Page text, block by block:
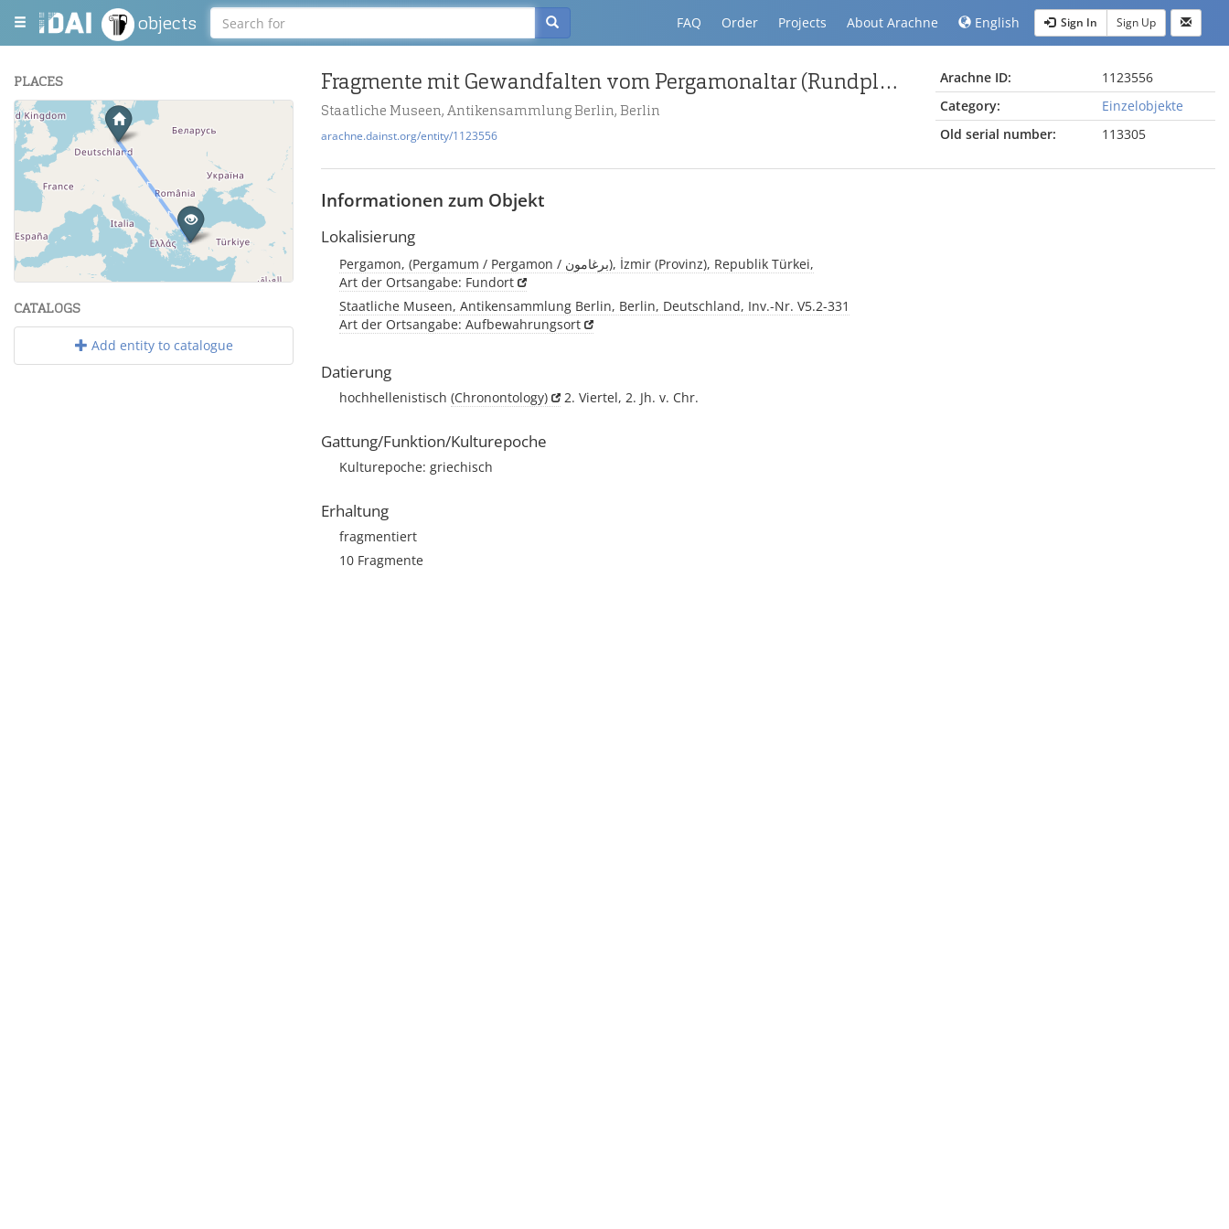
objects FAQ Order Projects About Arachne English Sign In Sign Up
PLACES
+
−
Leaflet OpenStreetMap
CATALOGS
Add entity to catalogue
Fragmente mit Gewandfalten vom Pergamonaltar (Rundplastik oder Relief)
Staatliche Museen, Antikensammlung Berlin, Berlin
arachne.dainst.org/entity/1123556
Arachne ID:
1123556
Category:
Einzelobjekte
Old serial number:
113305
Informationen zum Objekt
Lokalisierung
Pergamon, (Pergamum / Pergamon / برغامون), İzmir (Provinz), Republik Türkei,
Art der Ortsangabe: Fundort
Staatliche Museen, Antikensammlung Berlin, Berlin, Deutschland, Inv.-Nr. V5.2-331
Art der Ortsangabe: Aufbewahrungsort
Datierung
hochhellenistisch (Chronontology) 2. Viertel, 2. Jh. v. Chr.
Gattung/Funktion/Kulturepoche
Kulturepoche: griechisch
Erhaltung
fragmentiert
10 Fragmente